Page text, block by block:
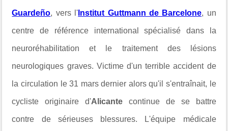
Guardeño, vers l' Institut Guttmann de Barcelone, un
centre de référence international spécialisé dans la
neuroréhabilitation et le traitement des lésions
neurologiques graves. Victime d'un terrible accident de
la circulation le 31 mars dernier alors qu'il s'entraînait, le
cycliste originaire d'Alicante continue de se battre
contre de sérieuses blessures. L'équipe médicale